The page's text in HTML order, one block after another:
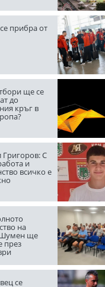
прибра от
ще се
до
кръг в
Григоров: С
и
всичко е
на
Шумен ще
през
се